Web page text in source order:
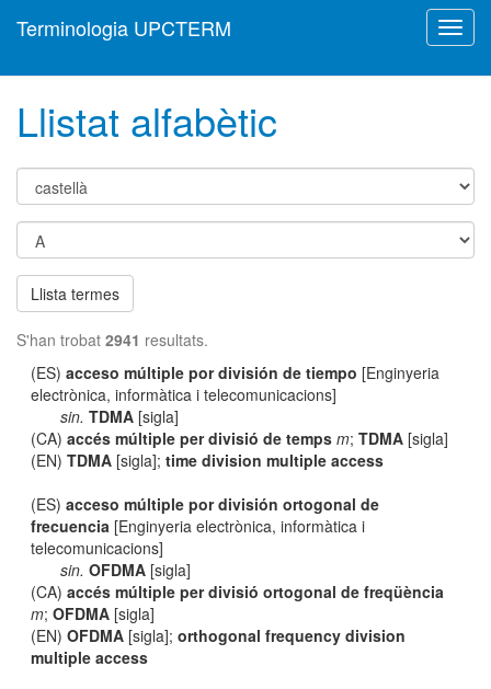
Terminologia UPCTERM
Llistat alfabètic
Llista termes
S'han trobat 2941 resultats.
(ES)acceso múltiple por división de tiempo [Enginyeria
electrònica, informàtica i telecomunicacions]
sin. TDMA[sigla]
(CA)accés múltiple per divisió de temps m;TDMA [sigla]
(EN)TDMA [sigla];time division multiple access
(ES)acceso múltiple por división ortogonal de
frecuencia [Enginyeria electrònica, informàtica i
telecomunicacions]
sin. OFDMA[sigla]
(CA)accés múltiple per divisió ortogonal de freqüència
m;OFDMA [sigla]
(EN)OFDMA [sigla];orthogonal frequency division
multiple access